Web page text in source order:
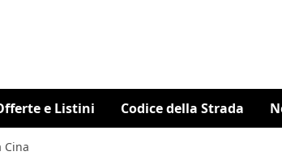
e Listini Codice della Strada
Cina